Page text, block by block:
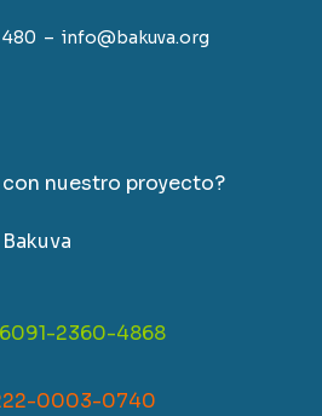
480 – info@bakuva.org
nuestro proyecto?
2360-4868
0003-0740